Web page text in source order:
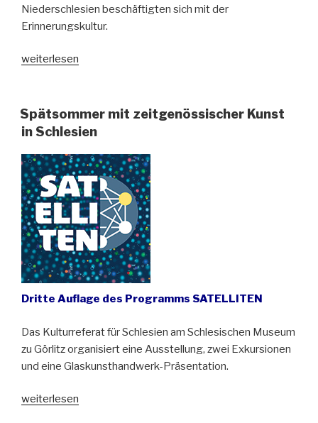
Niederschlesien beschäftigten sich mit der
Erinnerungskultur.
„Das
sich
/
pamięta“
weiterlesen
Spätsommer mit zeitgenössischer Kunst
in Schlesien
Dritte Auflage des Programms SATELLITEN
Das Kulturreferat für Schlesien am Schlesischen Museum
zu Görlitz organisiert eine Ausstellung, zwei Exkursionen
und eine Glaskunsthandwerk-Präsentation.
„Spätsommer
weiterlesen